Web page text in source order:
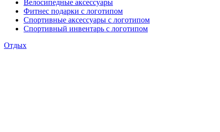
Велосипедные аксессуары
Фитнес подарки с логотипом
Спортивные аксессуары с логотипом
Спортивный инвентарь с логотипом
Отдых